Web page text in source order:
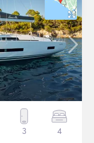
3 4